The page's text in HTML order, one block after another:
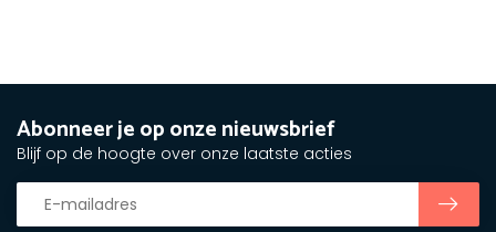
Abonneer je op onze nieuwsbrief
Blijf op de hoogte over onze laatste acties